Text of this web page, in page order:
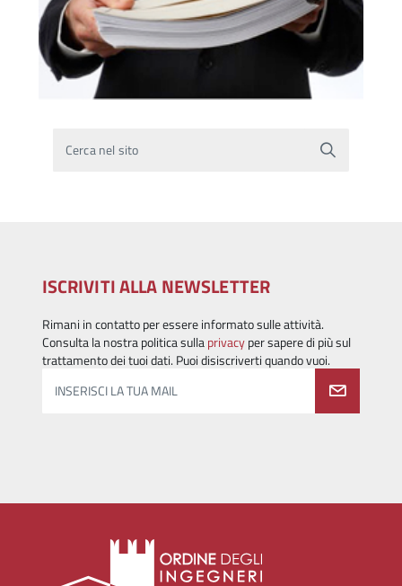
Cerca nel sito
ISCRIVITI ALLA NEWSLETTER
Rimani in contatto per essere informato sulle attività.
Consulta la nostra politica sullaprivacyper sapere di più sul
trattamento dei tuoi dati. Puoi disiscriverti quando vuoi.
INSERISCI LA TUA MAIL